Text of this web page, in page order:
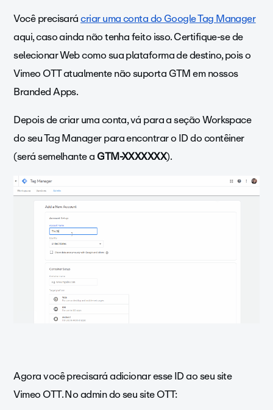
Você precisarácriar uma conta do Google Tag Manager
aqui, caso ainda não tenha feito isso. Certifique-se de
selecionar Web como sua plataforma de destino, pois o
Vimeo OTT atualmente não suporta GTM em nossos
Branded Apps.
Depois de criar uma conta, vá para a seção Workspace
do seu Tag Manager para encontrar o ID do contêiner
(será semelhante aGTM-XXXXXXX).
Agora você precisará adicionar esse ID ao seu site
Vimeo OTT. No admin do seu site OTT: